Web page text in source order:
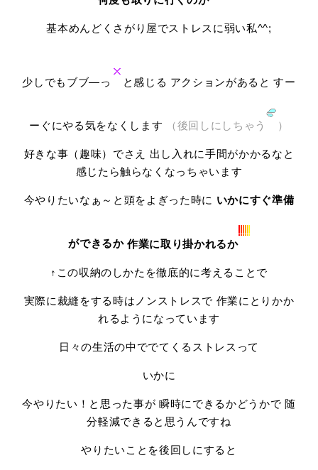
基本めんどくさがり屋でストレスに弱い私^^;
少しでもブブ―っ と感じる アクションがあると すー
ーぐにやる気をなくします （後回しにしちゃう ）
好きな事（趣味）でさえ 出し入れに手間がかかるなと
感じたら触らなくなっちゃいます
今やりたいなぁ～と頭をよぎった時に いかにすぐ準備
ができるか作業に取り掛かれるか
↑この収納のしかたを徹底的に考えることで
実際に裁縫をする時はノンストレスで 作業にとりかか
れるようになっています
日々の生活の中ででてくるストレスって
いかに
今やりたい！と思った事が 瞬時にできるかどうかで 随
分軽減できると思うんですね
やりたいことを後回しにすると